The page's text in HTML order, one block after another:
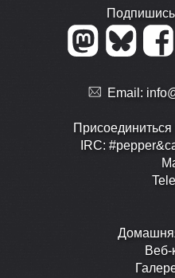
Email:
IRC:
Веб-